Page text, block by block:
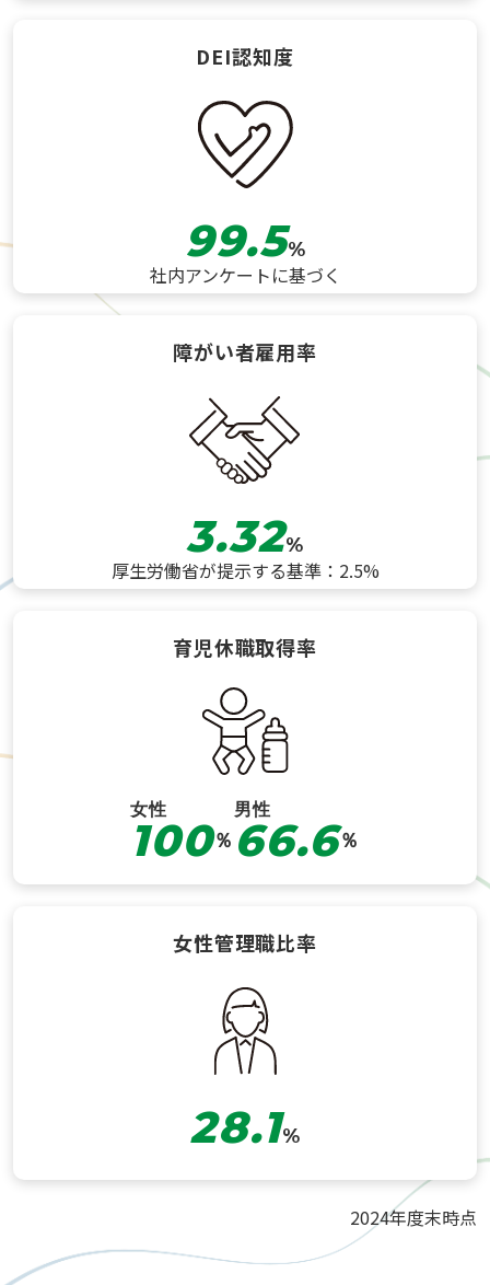
DEI認知度
99.5%
社内アンケートに基づく
障がい者雇用率
3.32%
厚生労働省が提示する基準：2.5%
育児休職取得率
女性
100％
男性
66.6％
女性管理職比率
28.1%
2024年度末時点